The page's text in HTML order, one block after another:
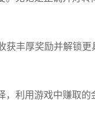
丰厚奖励并解锁更
利用游戏中赚取的